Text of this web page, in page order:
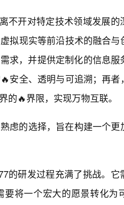
不开对特定技术领域发展
拟现实等前沿技术的融合与
求，并提供定制化的信息
安全、透明与可追溯；再者
🔥界限，实现万物互联。
虑的选择，旨在构建一个更
的研发过程充满了挑战。它
将一个宏大的愿景转化为